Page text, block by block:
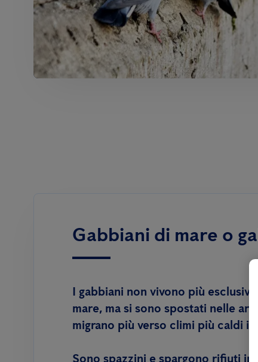
Gabbiani di mare o
I gabbiani non vivono più
mare, ma si sono spostati nelle
migrano più verso climi più caldi
Sono spazzini e spargono rifiuti in